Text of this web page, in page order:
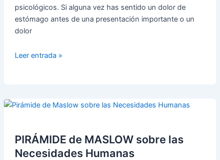
psicológicos. Si alguna vez has sentido un dolor de
estómago antes de una presentación importante o un
dolor
¿Qué
psicosomáticas?
impacto
en
Leer entrada »
PIRÁMIDE de MASLOW sobre las
Necesidades Humanas